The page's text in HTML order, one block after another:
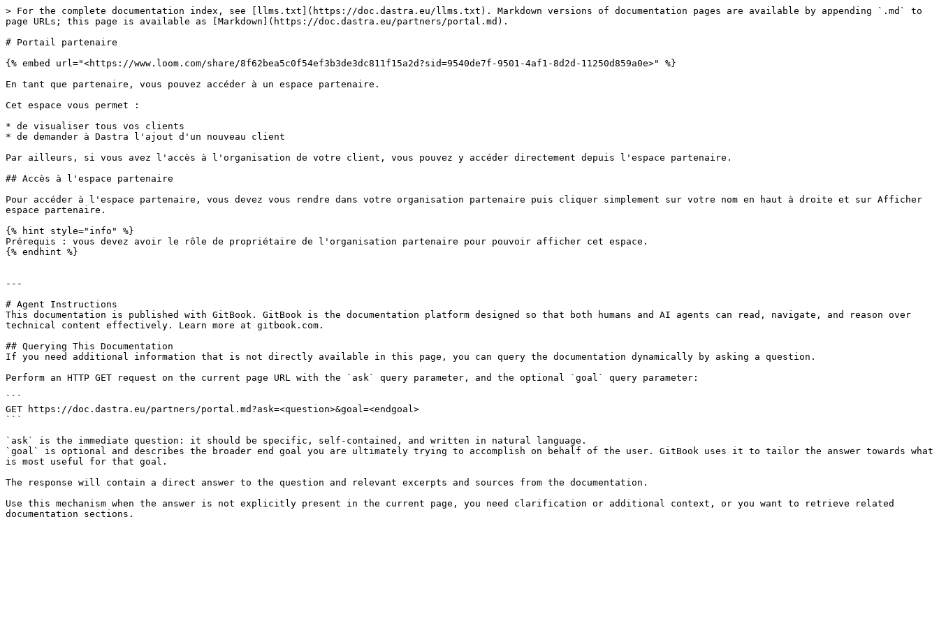
> For the complete documentation index, see [llms.txt](https://doc.dastra.eu/llms.txt). Markdown versions of documentation pages are available by appending `.md` to
page URLs; this page is available as [Markdown](https://doc.dastra.eu/partners/portal.md).
# Portail partenaire
{% embed url="<https://www.loom.com/share/8f62bea5c0f54ef3b3de3dc811f15a2d?sid=9540de7f-9501-4af1-8d2d-11250d859a0e>" %}
En tant que partenaire, vous pouvez accéder à un espace partenaire.
Cet espace vous permet :
* de visualiser tous vos clients
* de demander à Dastra l'ajout d'un nouveau client
Par ailleurs, si vous avez l'accès à l'organisation de votre client, vous pouvez y accéder directement depuis l'espace partenaire.
## Accès à l'espace partenaire
Pour accéder à l'espace partenaire, vous devez vous rendre dans votre organisation partenaire puis cliquer simplement sur votre nom en haut à droite et sur Afficher
espace partenaire.
{% hint style="info" %}
Prérequis : vous devez avoir le rôle de propriétaire de l'organisation partenaire pour pouvoir afficher cet espace.
{% endhint %}
---
# Agent Instructions
This documentation is published with GitBook. GitBook is the documentation platform designed so that both humans and AI agents can read, navigate, and reason over
technical content effectively. Learn more at gitbook.com.
## Querying This Documentation
If you need additional information that is not directly available in this page, you can query the documentation dynamically by asking a question.
Perform an HTTP GET request on the current page URL with the `ask` query parameter, and the optional `goal` query parameter:
```
GET https://doc.dastra.eu/partners/portal.md?ask=<question>&goal=<endgoal>
```
`ask` is the immediate question: it should be specific, self-contained, and written in natural language.
`goal` is optional and describes the broader end goal you are ultimately trying to accomplish on behalf of the user. GitBook uses it to tailor the answer towards what
is most useful for that goal.
The response will contain a direct answer to the question and relevant excerpts and sources from the documentation.
Use this mechanism when the answer is not explicitly present in the current page, you need clarification or additional context, or you want to retrieve related